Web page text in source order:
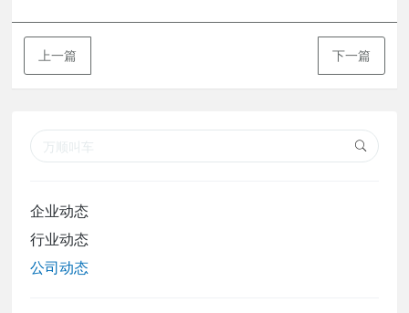
上一篇 下一篇
企业动态
行业动态
公司动态